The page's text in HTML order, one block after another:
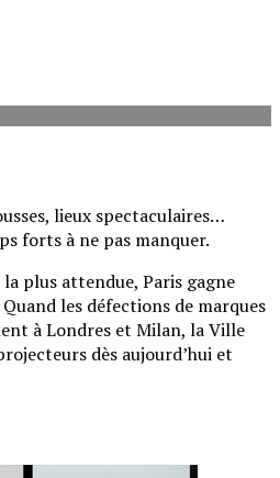
lieux spectaculaires…
forts à ne pas manquer.
la plus attendue, Paris gagne
les défections de marques
à Londres et Milan, la Ville
dès aujourd’hui et